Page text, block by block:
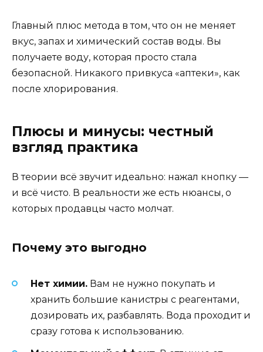
Главный плюс метода в том, что он не меняет
вкус, запах и химический состав воды. Вы
получаете воду, которая просто стала
безопасной. Никакого привкуса «аптеки», как
после хлорирования.
Плюсы и минусы: честный
взгляд практика
В теории всё звучит идеально: нажал кнопку —
и всё чисто. В реальности же есть нюансы, о
которых продавцы часто молчат.
Почему это выгодно
Нет химии. Вам не нужно покупать и
хранить большие канистры с реагентами,
дозировать их, разбавлять. Вода проходит и
сразу готова к использованию.